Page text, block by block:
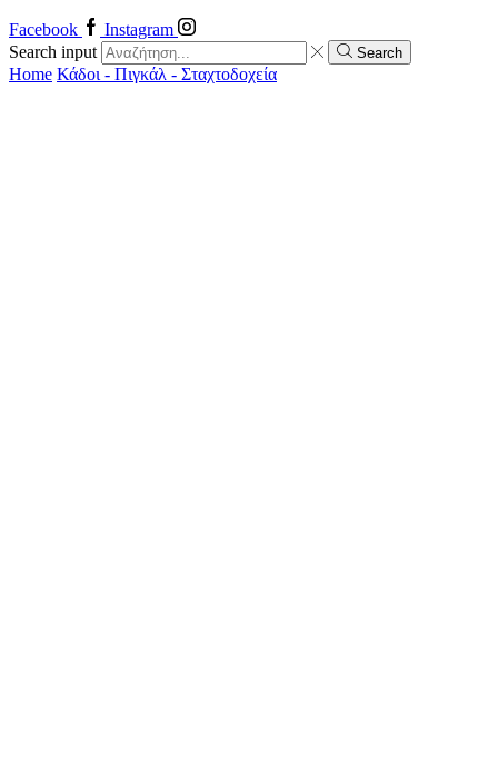
Facebook
Instagram
Search input
Search
Home Κάδοι - Πιγκάλ - Σταχτοδοχεία